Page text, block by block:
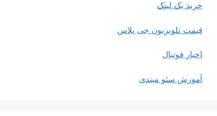
خرید بک لینک
قیمت تلویزیون جی پلاس
اخبار فوتبال
آموزش سئو مبتدی